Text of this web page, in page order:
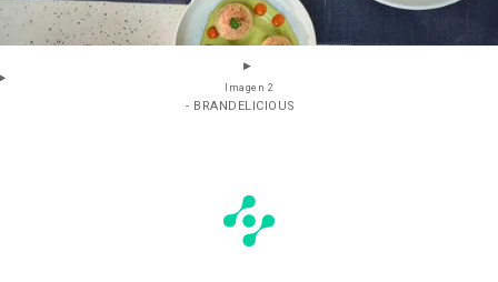
Imagen 2
- BRANDELICIOUS